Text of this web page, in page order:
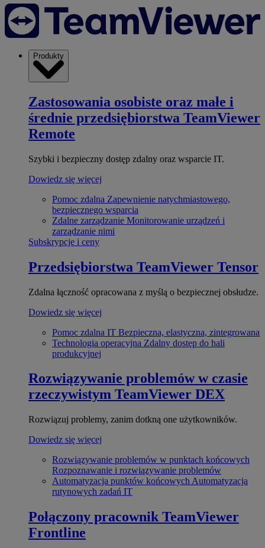
Produkty
Zastosowania osobiste oraz małe i
średnie przedsiębiorstwa TeamViewer
Remote
Szybki i bezpieczny dostęp zdalny oraz wsparcie IT.
Dowiedz się więcej
Pomoc zdalna Zapewnienie natychmiastowego,
bezpiecznego wsparcia
Zdalne zarządzanie Monitorowanie urządzeń i
zarządzanie nimi
Subskrypcje i ceny
Przedsiębiorstwa TeamViewer Tensor
Zdalna łączność opracowana z myślą o bezpiecznej obsłudze.
Dowiedz się więcej
Pomoc zdalna IT Bezpieczna, elastyczna, zintegrowana
Technologia operacyjna Zdalny dostęp do hali
produkcyjnej
Rozwiązywanie problemów w czasie
rzeczywistym TeamViewer DEX
Rozwiązuj problemy, zanim dotkną one użytkowników.
Dowiedz się więcej
Rozwiązywanie problemów w punktach końcowych
Rozpoznawanie i rozwiązywanie problemów
Automatyzacja punktów końcowych Automatyzacja
rutynowych zadań IT
Połączony pracownik TeamViewer
Frontline